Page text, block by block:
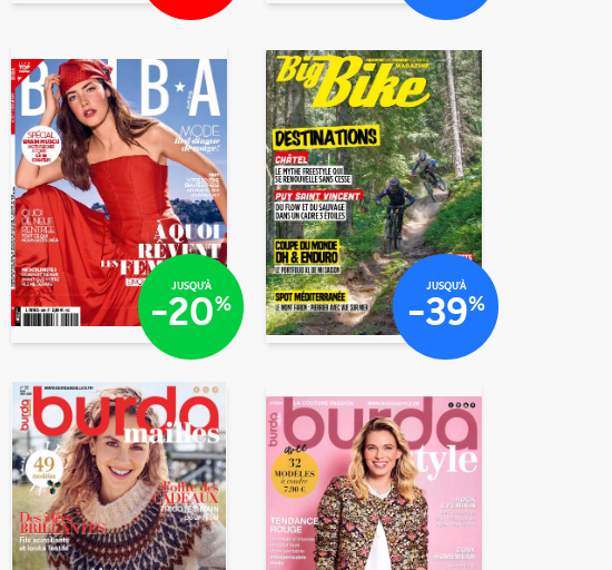
JUSQU'À
-20%
€12
/mois
/mois
JUSQU'À
-39%
€27
/mois
€78/mois
€37
/mois
€97/mois
€72
/mois
€50/mois